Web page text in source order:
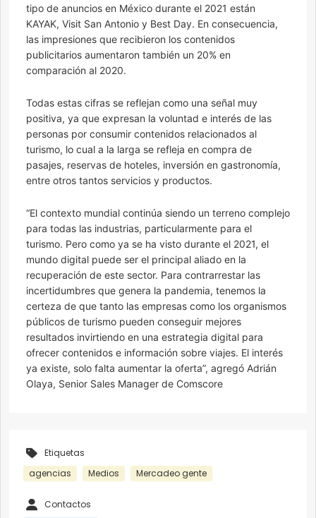
tipo de anuncios en México durante el 2021 están
KAYAK, Visit San Antonio y Best Day. En consecuencia,
las impresiones que recibieron los contenidos
publicitarios aumentaron también un 20% en
comparación al 2020.
Todas estas cifras se reflejan como una señal muy
positiva, ya que expresan la voluntad e interés de las
personas por consumir contenidos relacionados al
turismo, lo cual a la larga se refleja en compra de
pasajes, reservas de hoteles, inversión en gastronomía,
entre otros tantos servicios y productos.
“El contexto mundial continúa siendo un terreno complejo
para todas las industrias, particularmente para el
turismo. Pero como ya se ha visto durante el 2021, el
mundo digital puede ser el principal aliado en la
recuperación de este sector. Para contrarrestar las
incertidumbres que genera la pandemia, tenemos la
certeza de que tanto las empresas como los organismos
públicos de turismo pueden conseguir mejores
resultados invirtiendo en una estrategia digital para
ofrecer contenidos e información sobre viajes. El interés
ya existe, solo falta aumentar la oferta”, agregó Adrián
Olaya, Senior Sales Manager de Comscore
Etiquetas
agencias
Medios Mercadeo gente
Contactos